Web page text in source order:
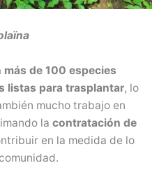
de 100 especies
listas para trasplantar, lo
mucho trabajo en
la contratación de
en la medida de lo